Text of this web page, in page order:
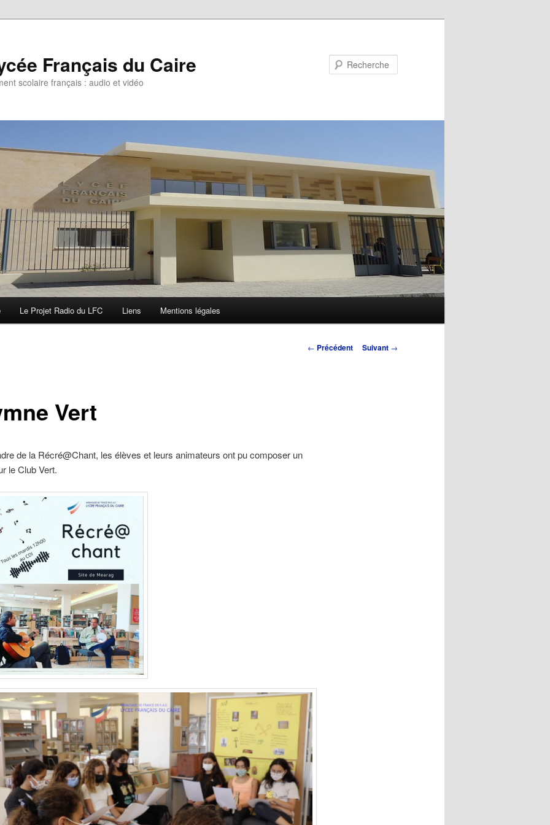
Français du Caire
scolaire français : audio et vidéo
Le Projet Radio du LFC Liens Mentions légales
Navigation
← Précédent Suivant →
Vert
de la Récré@Chant, les élèves et leurs animateurs ont pu composer un
le Club Vert.